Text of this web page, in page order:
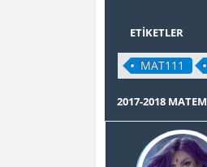
ETIKETLER
MAT111
0 OY(LAR) - 0 ORTALAMA
2017-2018